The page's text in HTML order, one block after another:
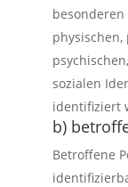
physischen,
sozialen
identifiziert
b)
Betroffene